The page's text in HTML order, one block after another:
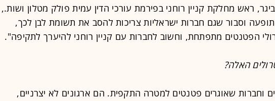
ראש מחלקת קניין רוחני בפירמת עורכי הדין עמית פולק מטלון ושות.,
וסבור שגם חברות ישראליות צריכות להסב את תשומת לבן לכך,
הפטנטים מתפתחת, וחשוב לחברות עם קניין רוחני להיערך לתקיפה".
האלה?
וחברות שאוגרים פטנטים למטרה התקפית. הם ארגונים לא יצרניים,